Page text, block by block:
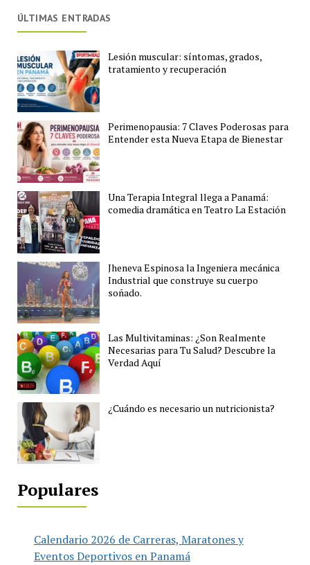
ÚLTIMAS ENTRADAS
Lesión muscular: síntomas, grados,
tratamiento y recuperación
Perimenopausia: 7 Claves Poderosas para
Entender esta Nueva Etapa de Bienestar
Una Terapia Integral llega a Panamá:
comedia dramática en Teatro La Estación
Jheneva Espinosa la Ingeniera mecánica
Industrial que construye su cuerpo
soñado.
Las Multivitaminas: ¿Son Realmente
Necesarias para Tu Salud? Descubre la
Verdad Aquí
¿Cuándo es necesario un nutricionista?
Populares
Calendario 2026 de Carreras, Maratones y
Eventos Deportivos en Panamá